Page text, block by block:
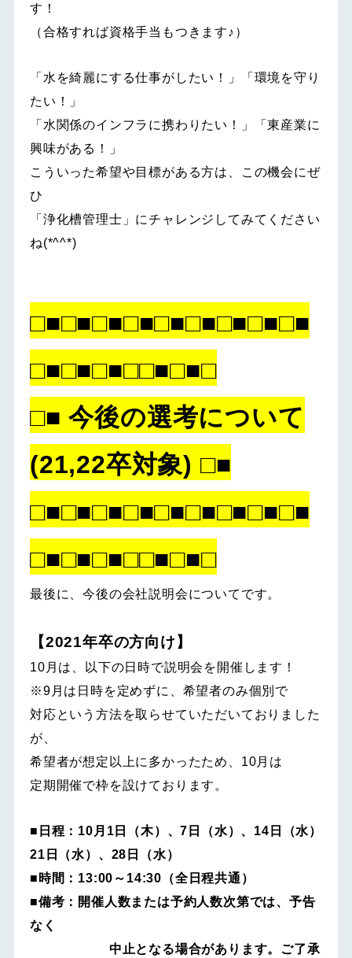
す！
（合格すれば資格手当もつきます♪）
「水を綺麗にする仕事がしたい！」「環境を守り
たい！」
「水関係のインフラに携わりたい！」「東産業に
興味がある！」
こういった希望や目標がある方は、この機会にぜ
ひ
「浄化槽管理士」にチャレンジしてみてください
ね(*^^*)
□■□■□■□■□■□■□■□■□■
□■□■□■□□■□■□
□■ 今後の選考について
(21,22卒対象) □■
□■□■□■□■□■□■□■□■□■
□■□■□■□□■□■□
最後に、今後の会社説明会についてです。
【2021年卒の方向け】
10月は、以下の日時で説明会を開催します！
※9月は日時を定めずに、希望者のみ個別で
対応という方法を取らせていただいておりました
が、
希望者が想定以上に多かったため、10月は
定期開催で枠を設けております。
■日程：10月1日（木）、7日（水）、14日（水）
21日（水）、28日（水）
■時間：13:00～14:30（全日程共通）
■備考：開催人数または予約人数次第では、予告
なく
中止となる場合があります。ご了承